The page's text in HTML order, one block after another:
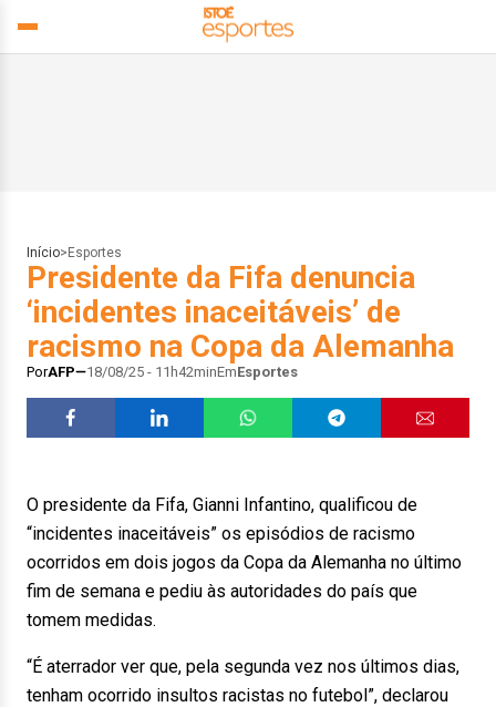
Início> Esportes
Presidente da Fifa denuncia
‘incidentes inaceitáveis’ de
racismo na Copa da Alemanha
PorAFP 18/08/25 - 11h42minEmEsportes
O presidente da Fifa, Gianni Infantino, qualificou de
“incidentes inaceitáveis” os episódios de racismo
ocorridos em dois jogos da Copa da Alemanha no último
fim de semana e pediu às autoridades do país que
tomem medidas.
“É aterrador ver que, pela segunda vez nos últimos dias,
tenham ocorrido insultos racistas no futebol”, declarou